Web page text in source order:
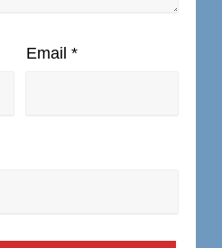
Email *